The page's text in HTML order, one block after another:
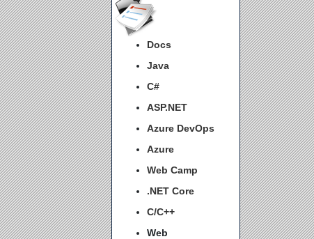
Docs
Java
C#
ASP.NET
Azure DevOps
Azure
Web Camp
.NET Core
C/C++
Web